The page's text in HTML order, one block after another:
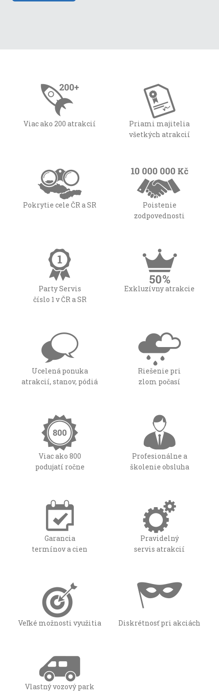
Viac ako 200 atrakcií
Priami majitelia
všetkých atrakcií
Pokrytie cele ČR a SR
Poistenie
zodpovednosti
Party Servis
číslo 1 v ČR a SR
Exkluzívny atrakcie
Ucelená ponuka
atrakcií, stanov, pódiá
Riešenie pri
zlom počasí
Viac ako 800
podujatí ročne
Profesionálne a
školenie obsluha
Garancia
termínov a cien
Pravidelný
servis atrakcií
Veľké možnosti využitia Diskrétnosť pri akciách
Vlastný vozový park